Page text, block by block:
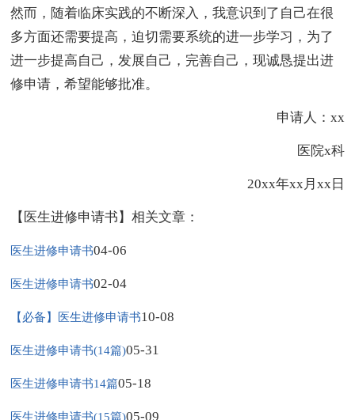
然而，随着临床实践的不断深入，我意识到了自己在很
多方面还需要提高，迫切需要系统的进一步学习，为了
进一步提高自己，发展自己，完善自己，现诚恳提出进
修申请，希望能够批准。
申请人：xx
医院x科
20xx年xx月xx日
【医生进修申请书】相关文章：
医生进修申请书04-06
医生进修申请书02-04
【必备】医生进修申请书10-08
医生进修申请书(14篇)05-31
医生进修申请书14篇05-18
医生进修申请书(15篇)05-09